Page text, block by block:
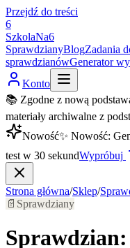
Przejdź do treści
6
SzkolaNa6
SprawdzianyBlogZadania
sprawdzianówGenerator
Konto
📚 Zgodne z nową
materiały archiwalne z
Nowość✨ Nowość:
test w 30 sekundWypróbuj
Strona główna/Sklep/
📄 Sprawdziany